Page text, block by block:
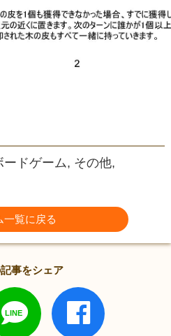
ドゲーム, その他,
一覧に戻る
事をシェア